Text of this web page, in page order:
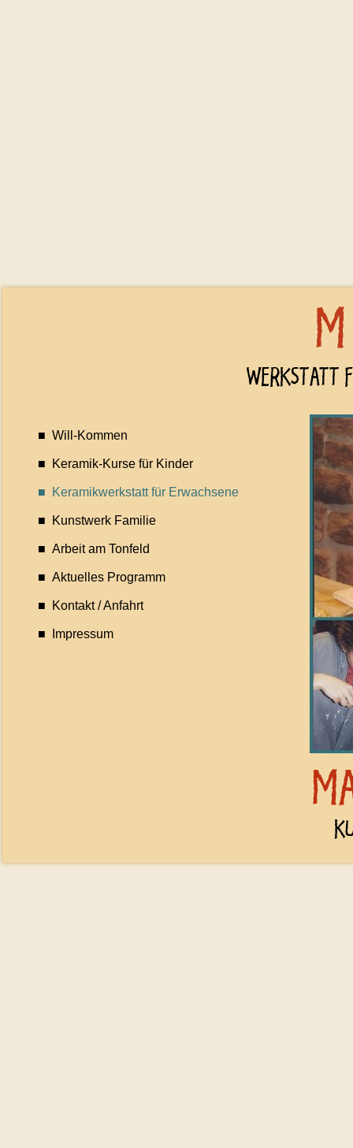
■ Will-Kommen
■ Keramik-Kurse für Kinder
■ Keramikwerkstatt für Erwachsene
■ Kunstwerk Familie
■ Arbeit am Tonfeld
■ Aktuelles Programm
■ Kontakt / Anfahrt
■ Impressum